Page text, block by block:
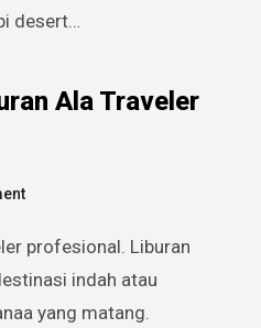
desert…
Ala Traveler
indah atau
yang matang.